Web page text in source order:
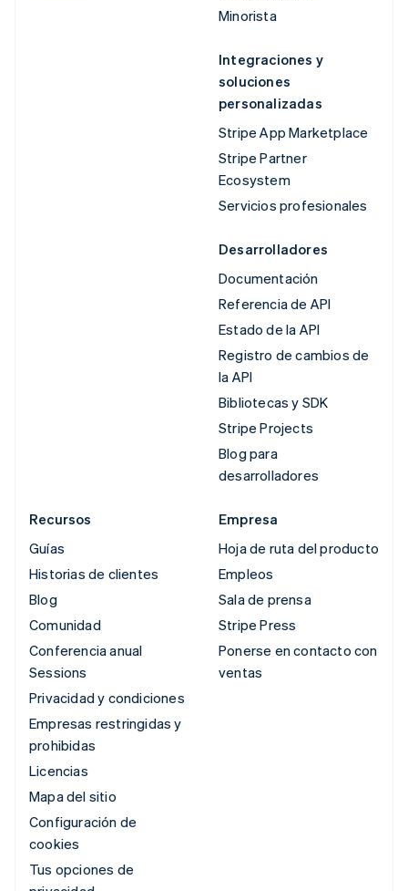
Minorista
Integraciones y
soluciones
personalizadas
Stripe App Marketplace
Stripe Partner
Ecosystem
Servicios profesionales
Desarrolladores
Documentación
Referencia de API
Estado de la API
Registro de cambios de
la API
Bibliotecas y SDK
Stripe Projects
Blog para
desarrolladores
Recursos
Guías
Historias de clientes
Blog
Comunidad
Conferencia anual
Sessions
Privacidad y condiciones
Empresas restringidas y
prohibidas
Licencias
Mapa del sitio
Configuración de
cookies
Tus opciones de
Empresa
Hoja de ruta del producto
Empleos
Sala de prensa
Stripe Press
Ponerse en contacto con
ventas